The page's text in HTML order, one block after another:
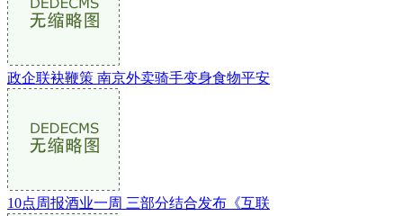
政企联袂鞭策 南京外卖骑手变身食物平安
10点周报酒业一周 三部分结合发布《互联